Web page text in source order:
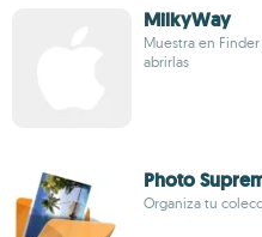
MilkyWay
Muestra en
abrirlas
Photo
Organiza tu